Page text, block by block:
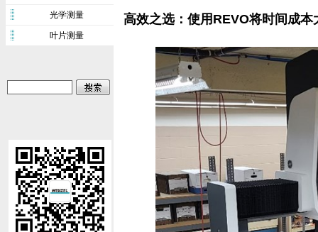
光学测量
叶片测量
高效之选：使用REVO将时间成本